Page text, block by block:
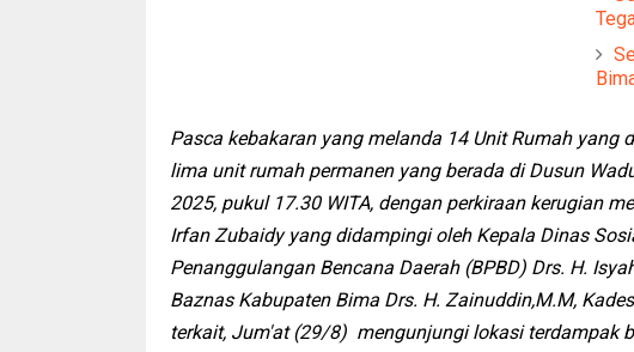
Pasca kebakaran yang melanda 14 Unit Rumah
lima unit rumah permanen yang berada di Dusun
2025, pukul 17.30 WITA, dengan perkiraan kerugian
Irfan Zubaidy yang didampingi oleh Kepala Dinas
Penanggulangan Bencana Daerah (BPBD) Drs. H.
Baznas Kabupaten Bima Drs. H. Zainuddin,M.M,
terkait, Jum'at (29/8) mengunjungi lokasi terdampak